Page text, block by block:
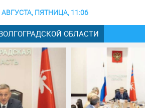
АВГУСТА, ПЯТНИЦА, 11:06
ОБЛАСТИ